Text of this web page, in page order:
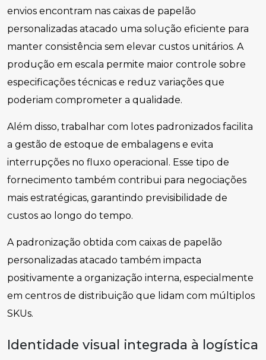
envios encontram nas caixas de papelão
personalizadas atacado uma solução eficiente para
manter consistência sem elevar custos unitários. A
produção em escala permite maior controle sobre
especificações técnicas e reduz variações que
poderiam comprometer a qualidade.
Além disso, trabalhar com lotes padronizados facilita
a gestão de estoque de embalagens e evita
interrupções no fluxo operacional. Esse tipo de
fornecimento também contribui para negociações
mais estratégicas, garantindo previsibilidade de
custos ao longo do tempo.
A padronização obtida com caixas de papelão
personalizadas atacado também impacta
positivamente a organização interna, especialmente
em centros de distribuição que lidam com múltiplos
SKUs.
Identidade visual integrada à logística